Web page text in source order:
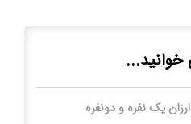
خوانید...
یک نفره و دونفره